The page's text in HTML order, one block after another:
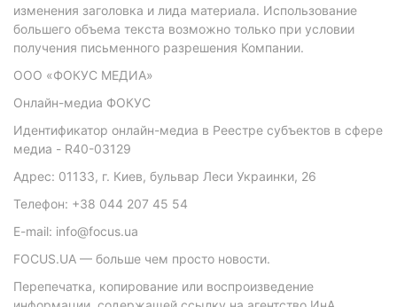
изменения заголовка и лида материала. Использование
большего объема текста возможно только при условии
получения письменного разрешения Компании.
ООО «ФОКУС МЕДИА»
Онлайн-медиа ФОКУС
Идентификатор онлайн-медиа в Реестре субъектов в сфере
медиа - R40-03129
Адрес: 01133, г. Киев, бульвар Леси Украинки, 26
Телефон: +38 044 207 45 54
E-mail: info@focus.ua
FOCUS.UA — больше чем просто новости.
Перепечатка, копирование или воспроизведение